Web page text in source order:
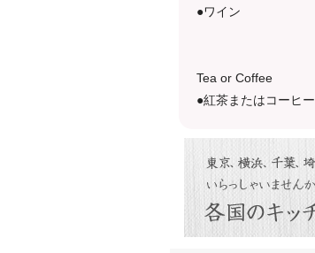
●ワイン
Tea or Coffee
●紅茶またはコーヒー